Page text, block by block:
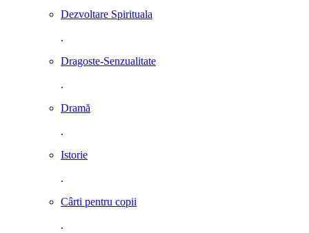
Dezvoltare Spirituala
.
Dragoste-Senzualitate
.
Dramă
.
Istorie
.
Cârti pentru copii
.